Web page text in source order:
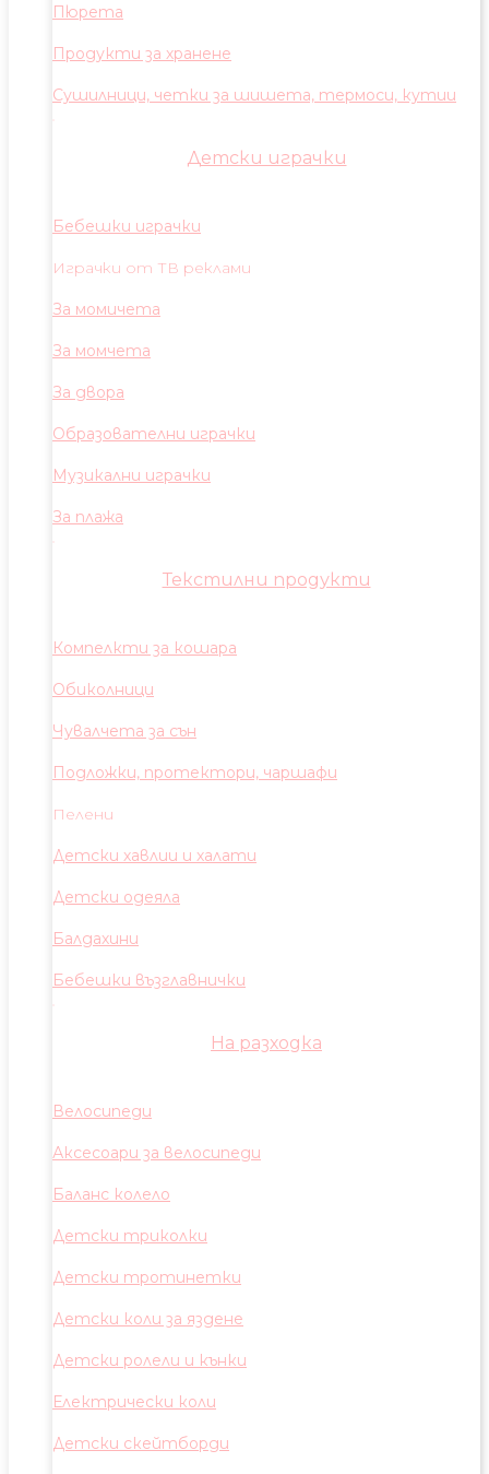
Пюрета
Продукти за хранене
Сушилници, четки за шишета, термоси, кутии
Детски играчки
Бебешки играчки
Играчки от ТВ реклами
За момичета
За момчета
За двора
Образователни играчки
Музикални играчки
За плажа
Текстилни продукти
Компелкти за кошара
Обиколници
Чувалчета за сън
Подложки, протектори, чаршафи
Пелени
Детски хавлии и халати
Детски одеяла
Балдахини
Бебешки възглавнички
На разходка
Велосипеди
Аксесоари за велосипеди
Баланс колело
Детски триколки
Детски тротинетки
Детски коли за яздене
Детски ролели и кънки
Електрически коли
Детски скейтборди